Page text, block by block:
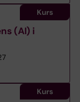
(AI) i
Kurs
Kurs